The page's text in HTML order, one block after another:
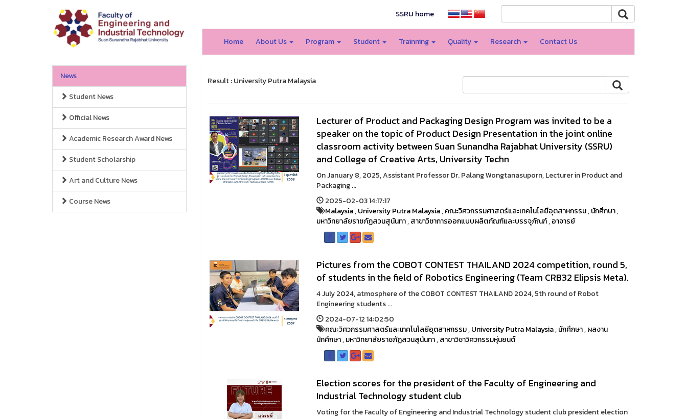
SSRU home
Home About Us Program Student Trainning Quality Research Contact Us
News
Student News
Official News
Academic Research Award News
Student Scholarship
Art and Culture News
Course News
Result : University Putra Malaysia
Lecturer of Product and Packaging Design Program was invited to be a
speaker on the topic of Product Design Presentation in the joint online
classroom activity between Suan Sunandha Rajabhat University (SSRU)
and College of Creative Arts, University Techn
On January 8, 2025, Assistant Professor Dr. Palang Wongtanasuporn, Lecturer in Product and
Packaging ...
2025-02-03 14:17:17
Malaysia,University Putra Malaysia,คณะวิศวกรรมศาสตร์และเทคโนโลยีอุตสาหกรรม,นักศึกษา,
มหาวิทยาลัยราชภัฏสวนสุนันทา,สาขาวิชาการออกแบบผลิตภัณฑ์และบรรจุภัณฑ์,อาจารย์
Pictures from the COBOT CONTEST THAILAND 2024 competition, round 5,
of students in the field of Robotics Engineering (Team CRB32 Elipsis Meta).
4 July 2024, atmosphere of the COBOT CONTEST THAILAND 2024, 5th round of Robot
Engineering students ...
2024-07-12 14:02:50
คณะวิศวกรรมศาสตร์และเทคโนโลยีอุตสาหกรรม,University Putra Malaysia,นักศึกษา,ผลงาน
นักศึกษา,มหาวิทยาลัยราชภัฏสวนสุนันทา,สาขาวิชาวิศวกรรมหุ่นยนต์
Election scores for the president of the Faculty of Engineering and
Industrial Technology student club
Voting for the Faculty of Engineering and Industrial Technology student club president election